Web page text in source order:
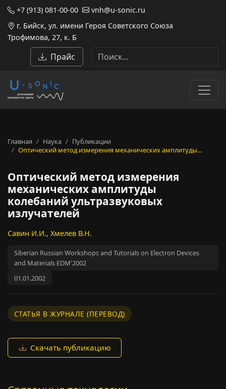
+7 (913) 081-00-00
vnh@u-sonic.ru
г. Бийск, ул. имени Героя Советского Союза
Трофимова, 27, к. Б
Прайс
Главная Наука
Публикации
Оптический метод измерения механических амплитуды…
Оптический метод измерения
механических амплитуды
колебаний ультразвуковых
излучателей
Савин И.И., Хмелев В.Н.
Siberian Russian Workshops and Tutorials on Electron Devices
and Materials EDM'2002
01.01.2002
СТАТЬЯ В ЖУРНАЛЕ (ПЕРЕВОД)
Скачать публикацию